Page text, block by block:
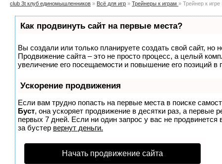
club 3t клуб единомышленников » Всё для игр » Трейнеры к играм » Трейнер к игре
Как продвинуть сайт на первые места?
Вы создали или только планируете создать свой сайт, но
Продвижение сайта – это не просто процесс, а целый
увеличение его посещаемости и повышение его позиций в
Ускорение продвижения
Если вам трудно попасть на первые места в поиске
Буст, она ускоряет продвижение в десятки раз, а первые
первых 7 дней. Если ни один запрос у вас не продвинется
за бустер вернут деньги.
Начать продвижение сайта